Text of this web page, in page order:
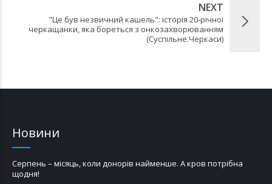
NEXT
"Це був незвичний кашель": історія 20-річної
черкащанки, яка бореться з онкозахворюванням
(Суспільне.Черкаси)
Новини
Серпень – місяць, коли донорів найменше. А кров потрібна
щодня!